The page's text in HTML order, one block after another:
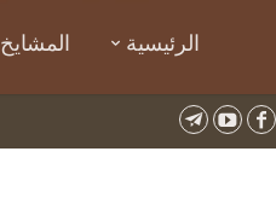
الرئيسية المشايخ